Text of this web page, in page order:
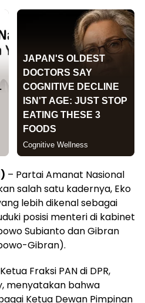
– Partai Amanat Nasional
salah satu kadernya, Eko
lebih dikenal sebagai
posisi menteri di kabinet
Subianto dan Gibran
Gibran).
Fraksi PAN di DPR,
menyatakan bahwa
Ketua Dewan Pimpinan